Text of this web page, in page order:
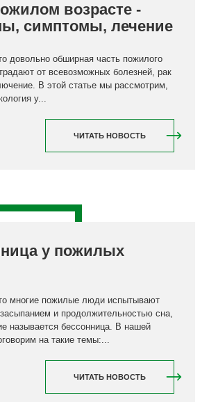
возрасте -
симптомы, лечение
довольно обширная часть пожилого
от всевозможных болезней, рак
В этой статье мы рассмотрим,
у...
ЧИТАТЬ НОВОСТЬ
у пожилых
многие пожилые люди испытывают
и продолжительностью сна,
называется бессонница. В нашей
на такие темы:...
ЧИТАТЬ НОВОСТЬ